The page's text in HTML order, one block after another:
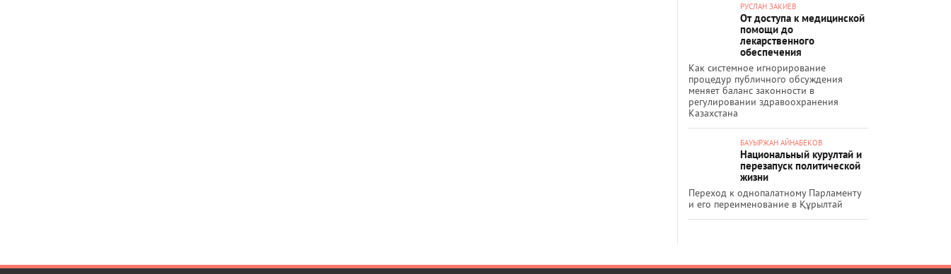
РУСЛАН ЗАКИЕВ
От доступа к медицинской
помощи до
лекарственного
обеспечения
Как системное игнорирование
процедур публичного обсуждения
меняет баланс законности в
регулировании здравоохранения
Казахстана
БАУЫРЖАН АЙНАБЕКОВ
Национальный курултай и
перезапуск политической
жизни
Переход к однопалатному Парламенту
и его переименование в Құрылтай